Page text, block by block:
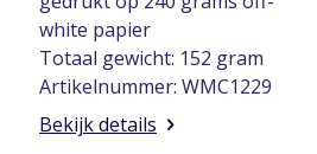
white papier
Totaal gewicht: 152 gram
Artikelnummer: WMC1229
Bekijk details